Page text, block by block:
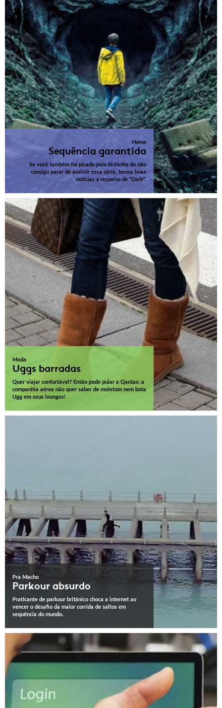
Home
Sequência garantida
Se você também foi picado pelo bichinho do não
consigo parar de assistir essa série, temos boas
notícias a respeito de "Dark".
Moda
Uggs barradas
Quer viajar confortável? Então pode pular a Qantas: a
companhia aérea não quer saber de moletom nem bota
Ugg em seus lounges!
Pra Macho
Parkour absurdo
Praticante de parkour britânico choca a internet ao
vencer o desafio da maior corrida de saltos em
sequência do mundo.